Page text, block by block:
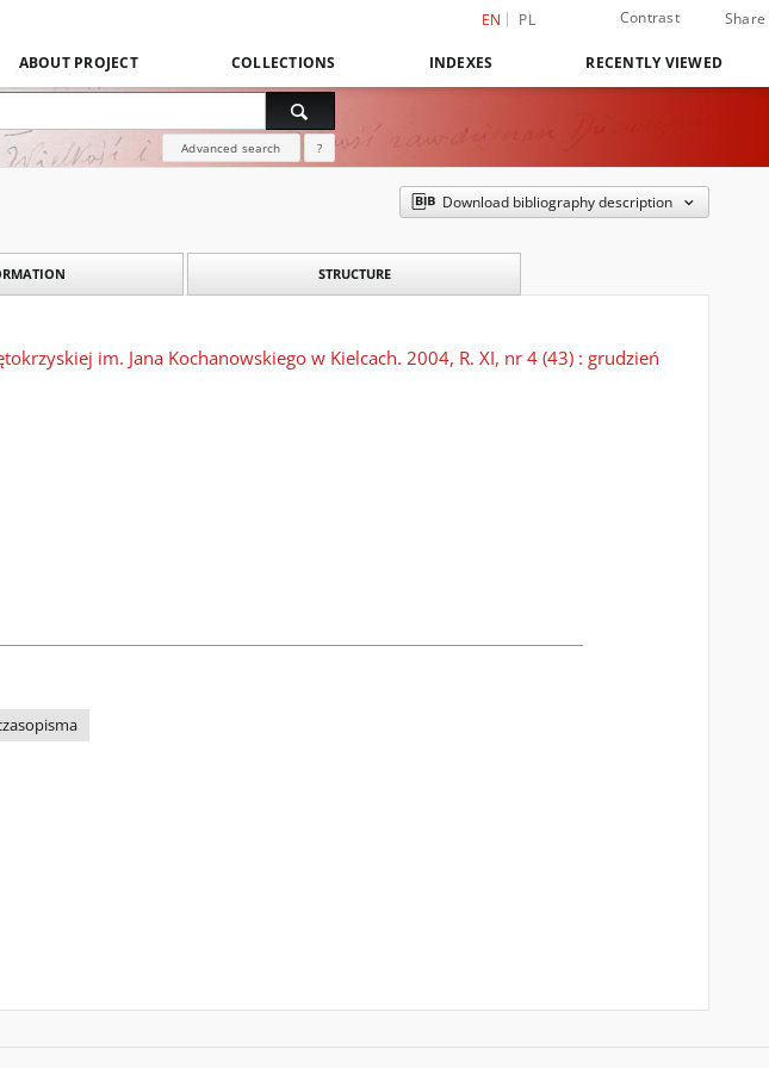
EN PL Contrast Share
ABOUT PROJECT COLLECTIONS INDEXES RECENTLY VIEWED
Advanced search ?
Download bibliography description
STRUCTURE
im. Jana Kochanowskiego w Kielcach. 2004, R. XI, nr 4 (43) : grudzień